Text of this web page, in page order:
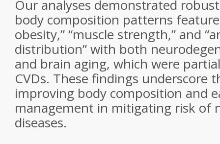
Our analyses demonstrated
body composition patterns
obesity,” “muscle strength,” and
distribution” with both
and brain aging, which were
CVDs. These findings underscore
improving body composition and
management in mitigating risk of
diseases.